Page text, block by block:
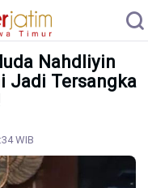
Nahdliyin
Jadi Tersangka
WIB